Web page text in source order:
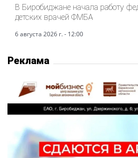
В Биробиджане начала работу
детских врачей ФМБА
6 августа 2026 г. - 12:00
Реклама